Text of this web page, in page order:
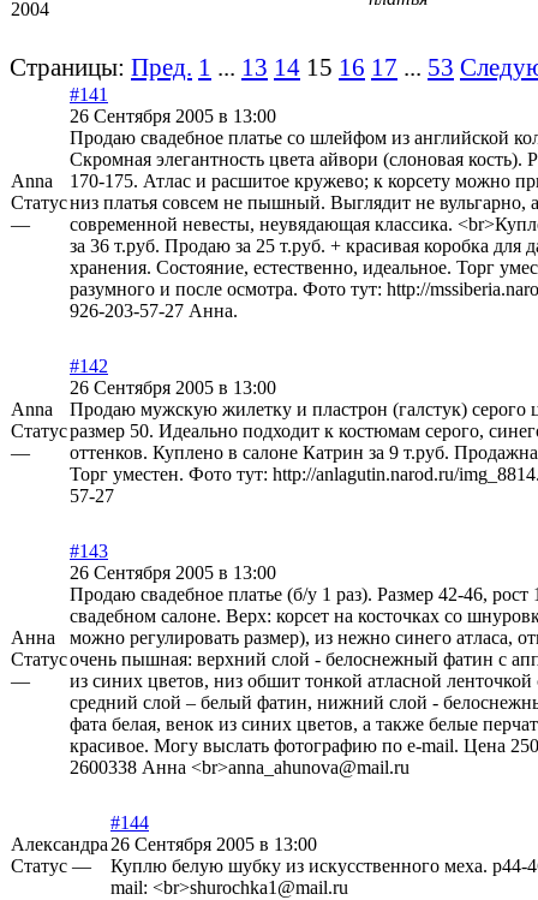
2004
Страницы: Пред. 1 ... 13 14 15 16 17 ... 53
Anna
Статус
—
#141
26 Сентября 2005 в 13:00
Продаю свадебное платье со шлейфом из английской
Скромная элегантность цвета айвори (слоновая кость).
170-175. Атлас и расшитое кружево; к корсету можно
низ платья совсем не пышный. Выглядит не вульгарно,
современной невесты, неувядающая классика.
за 36 т.руб. Продаю за 25 т.руб. + красивая коробка для
хранения. Состояние, естественно, идеальное. Торг
разумного и после осмотра. Фото тут: http://
926-203-57-27 Анна.
Anna
Статус
—
#142
26 Сентября 2005 в 13:00
Продаю мужскую жилетку и пластрон (галстук) серого
размер 50. Идеально подходит к костюмам серого,
оттенков. Куплено в салоне Катрин за 9 т.руб.
Торг уместен. Фото тут: http://anlagutin.narod.ru/
57-27
Анна
Статус
—
#143
26 Сентября 2005 в 13:00
Продаю свадебное платье (б/у 1 раз). Размер 42-46,
свадебном салоне. Верх: корсет на косточках со
можно регулировать размер), из нежно синего атласа,
очень пышная: верхний слой - белоснежный фатин с
из синих цветов, низ обшит тонкой атласной ленточкой
средний слой – белый фатин, нижний слой -
фата белая, венок из синих цветов, а также белые
красивое. Могу выслать фотографию по e-mail. Цена
2600338 Анна <br>anna_ahunova@mail.ru
Александра
Статус —
#144
26 Сентября 2005 в 13:00
Куплю белую шубку из искусственного меха. р44-
mail: <br>shurochka1@mail.ru